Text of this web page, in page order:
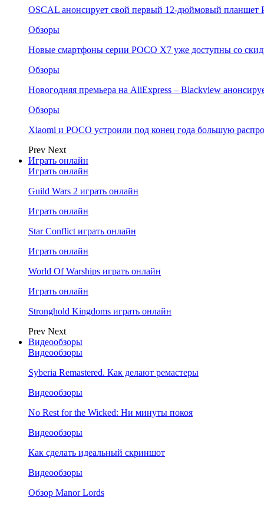
OSCAL анонсирует свой первый 12-дюймовый планшет
Обзоры
Новые смартфоны серии POCO X7 уже доступны со
Обзоры
Новогодняя премьера на AliExpress – Blackview
Обзоры
Xiaomi и POCO устроили под конец года большую
Prev Next
Играть онлайн
Играть онлайн
Guild Wars 2 играть онлайн
Играть онлайн
Star Conflict играть онлайн
Играть онлайн
World Of Warships играть онлайн
Играть онлайн
Stronghold Kingdoms играть онлайн
Prev Next
Видеообзоры
Видеообзоры
Syberia Remastered. Как делают ремастеры
Видеообзоры
No Rest for the Wicked: Ни минуты покоя
Видеообзоры
Как сделать идеальный скриншот
Видеообзоры
Обзор Manor Lords